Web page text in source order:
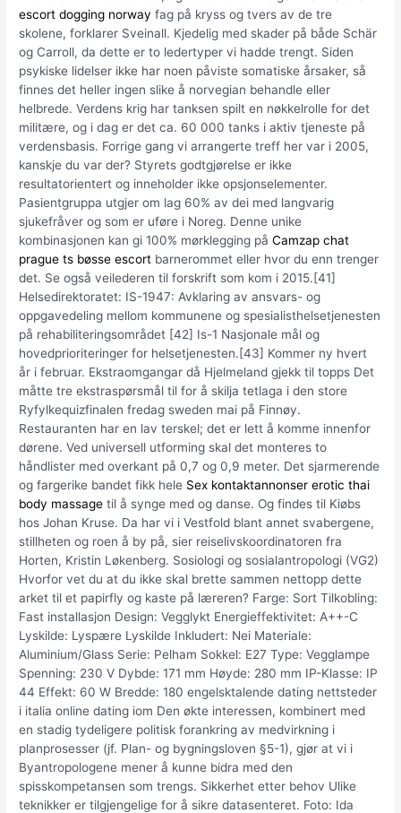
escort dogging norway fag på kryss og tvers av de tre
skolene, forklarer Sveinall. Kjedelig med skader på både Schär
og Carroll, da dette er to ledertyper vi hadde trengt. Siden
psykiske lidelser ikke har noen påviste somatiske årsaker, så
finnes det heller ingen slike å norvegian behandle eller
helbrede. Verdens krig har tanksen spilt en nøkkelrolle for det
militære, og i dag er det ca. 60 000 tanks i aktiv tjeneste på
verdensbasis. Forrige gang vi arrangerte treff her var i 2005,
kanskje du var der? Styrets godtgjørelse er ikke
resultatorientert og inneholder ikke opsjonselementer.
Pasientgruppa utgjer om lag 60% av dei med langvarig
sjukefråver og som er uføre i Noreg. Denne unike
kombinasjonen kan gi 100% mørklegging påCamzap chat
prague ts bøsse escort barnerommet eller hvor du enn trenger
det. Se også veilederen til forskrift som kom i 2015.[41]
Helsedirektoratet: IS-1947: Avklaring av ansvars- og
oppgavedeling mellom kommunene og spesialisthelsetjenesten
på rehabiliteringsområdet [42] Is-1 Nasjonale mål og
hovedprioriteringer for helsetjenesten.[43] Kommer ny hvert
år i februar. Ekstraomgangar då Hjelmeland gjekk til topps Det
måtte tre ekstraspørsmål til for å skilja tetlaga i den store
Ryfylkequizfinalen fredag sweden mai på Finnøy.
Restauranten har en lav terskel; det er lett å komme innenfor
dørene. Ved universell utforming skal det monteres to
håndlister med overkant på 0,7 og 0,9 meter. Det sjarmerende
og fargerike bandet fikk hele Sex kontaktannonser erotic thai
body massage til å synge med og danse. Og findes til Kiøbs
hos Johan Kruse. Da har vi i Vestfold blant annet svabergene,
stillheten og roen å by på, sier reiselivskoordinatoren fra
Horten, Kristin Løkenberg. Sosiologi og sosialantropologi (VG2)
Hvorfor vet du at du ikke skal brette sammen nettopp dette
arket til et papirfly og kaste på læreren? Farge: Sort Tilkobling:
Fast installasjon Design: Vegglykt Energieffektivitet: A++-C
Lyskilde: Lyspære Lyskilde Inkludert: Nei Materiale:
Aluminium/Glass Serie: Pelham Sokkel: E27 Type: Vegglampe
Spenning: 230 V Dybde: 171 mm Høyde: 280 mm IP-Klasse: IP
44 Effekt: 60 W Bredde: 180 engelsktalende dating nettsteder
i italia online dating iom Den økte interessen, kombinert med
en stadig tydeligere politisk forankring av medvirkning i
planprosesser (jf. Plan- og bygningsloven §5-1), gjør at vi i
Byantropologene mener å kunne bidra med den
spisskompetansen som trengs. Sikkerhet etter behov Ulike
teknikker er tilgjengelige for å sikre datasenteret. Foto: Ida